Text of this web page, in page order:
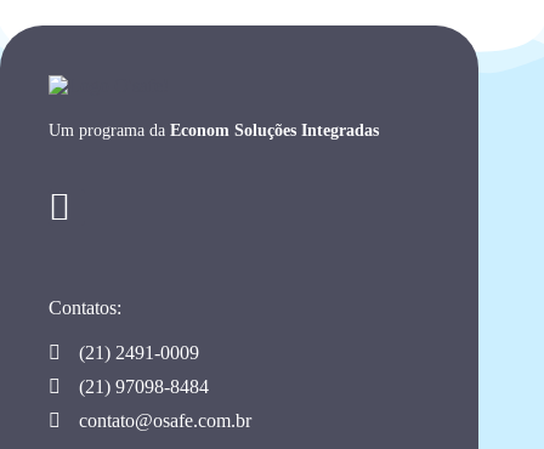
Um programa da Econom Soluções Integradas
Contatos:
(21) 2491-0009
(21) 97098-8484
contato@osafe.com.br